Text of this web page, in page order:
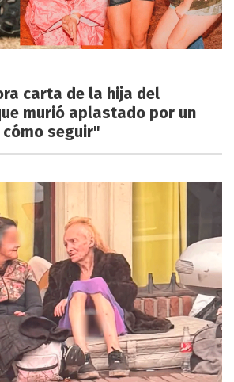
carta de la hija del
murió aplastado por un
seguir"